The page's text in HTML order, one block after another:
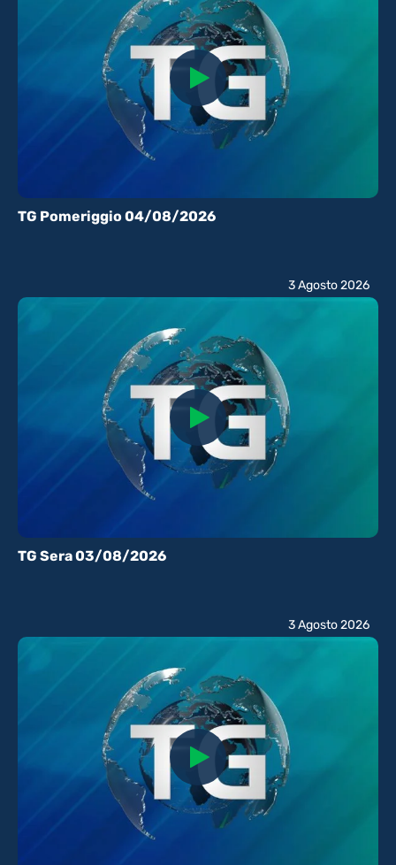
TG Pomeriggio 04/08/2026
TG Sera 03/08/2026
3 Agosto 2026
3 Agosto 2026